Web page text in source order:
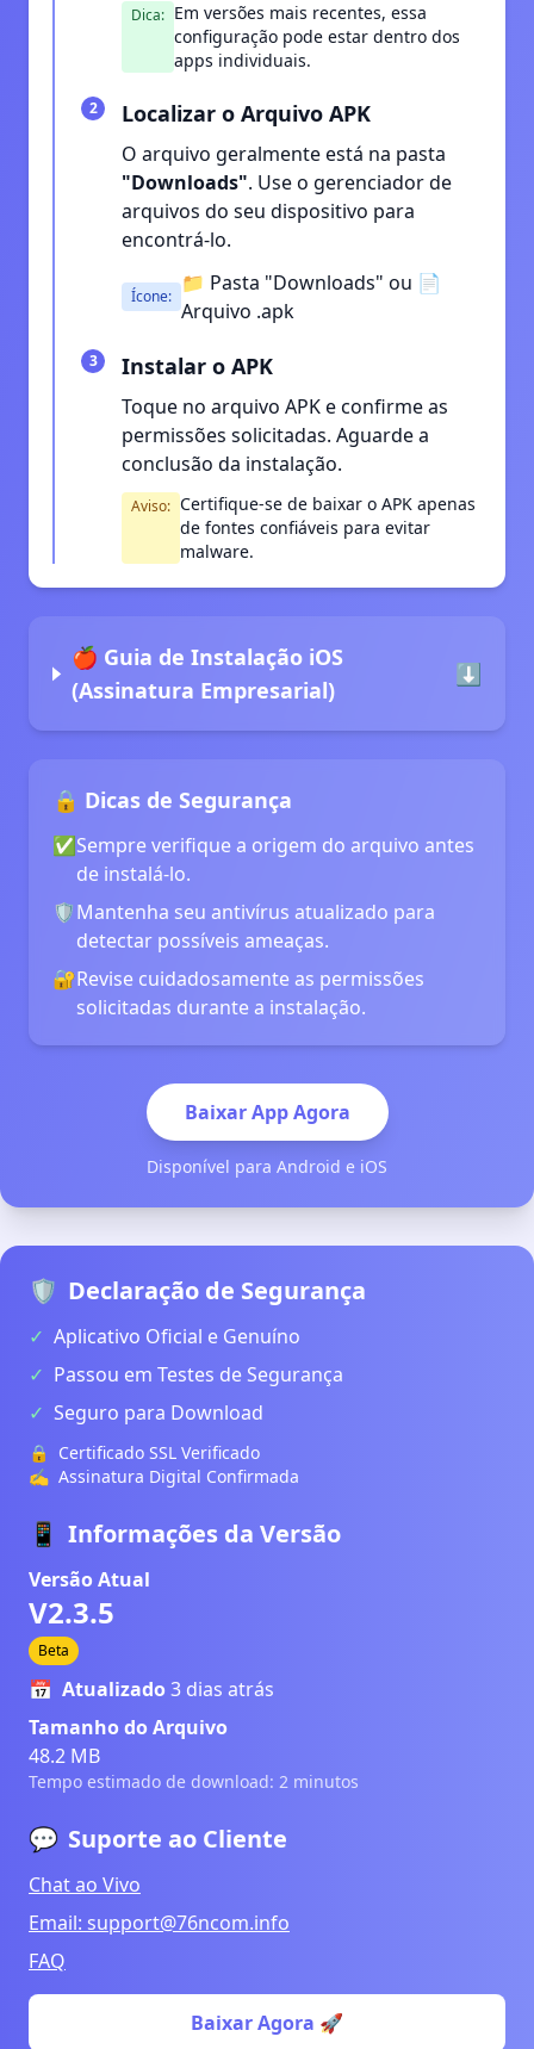
Dica: Em versões mais recentes, essa
configuração pode estar dentro dos
apps individuais.
2 Localizar o Arquivo APK
O arquivo geralmente está na pasta
"Downloads". Use o gerenciador de
arquivos do seu dispositivo para
encontrá-lo.
Ícone:
📁 Pasta "Downloads" ou 📄
Arquivo .apk
3 Instalar o APK
Toque no arquivo APK e confirme as
permissões solicitadas. Aguarde a
conclusão da instalação.
Aviso: Certifique-se de baixar o APK apenas
de fontes confiáveis para evitar
malware.
🍎 Guia de Instalação iOS
(Assinatura Empresarial)
⬇️
🔒 Dicas de Segurança
✅Sempre verifique a origem do arquivo antes
de instalá-lo.
🛡️Mantenha seu antivírus atualizado para
detectar possíveis ameaças.
🔐Revise cuidadosamente as permissões
solicitadas durante a instalação.
Baixar App Agora
Disponível para Android e iOS
🛡️ Declaração de Segurança
✓ Aplicativo Oficial e Genuíno
✓ Passou em Testes de Segurança
✓ Seguro para Download
🔒
Certificado SSL Verificado
✍️ Assinatura Digital Confirmada
📱 Informações da Versão
Versão Atual
V2.3.5
Beta
📅 Atualizado3 dias atrás
Tamanho do Arquivo
48.2 MB
Tempo estimado de download: 2 minutos
💬 Suporte ao Cliente
Chat ao Vivo
Email: support@76ncom.info
FAQ
Baixar Agora 🚀